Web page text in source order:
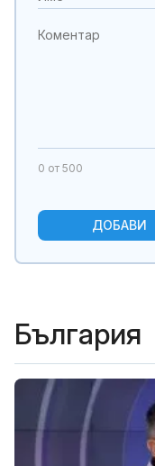
0 от 500
ДОБАВИ
България